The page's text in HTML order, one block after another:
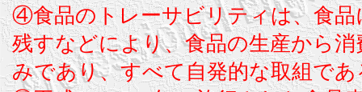
④食品のトレーサビリティは、食品
残すなどにより、食品の生産から
みであり、すべて自発的な取組であ